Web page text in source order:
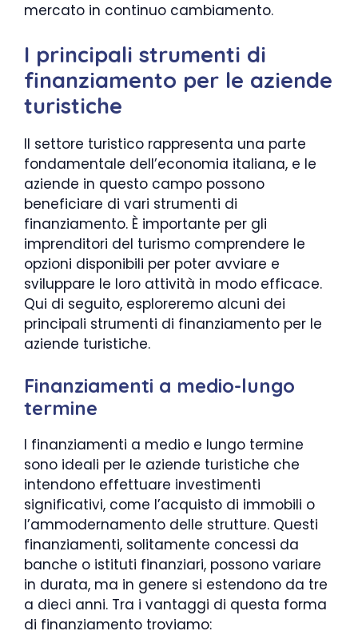
mercato in continuo cambiamento.
I principali strumenti di
finanziamento per le aziende
turistiche
Il settore turistico rappresenta una parte
fondamentale dell’economia italiana, e le
aziende in questo campo possono
beneficiare di vari strumenti di
finanziamento. È importante per gli
imprenditori del turismo comprendere le
opzioni disponibili per poter avviare e
sviluppare le loro attività in modo efficace.
Qui di seguito, esploreremo alcuni dei
principali strumenti di finanziamento per le
aziende turistiche.
Finanziamenti a medio-lungo
termine
I finanziamenti a medio e lungo termine
sono ideali per le aziende turistiche che
intendono effettuare investimenti
significativi, come l’acquisto di immobili o
l’ammodernamento delle strutture. Questi
finanziamenti, solitamente concessi da
banche o istituti finanziari, possono variare
in durata, ma in genere si estendono da tre
a dieci anni. Tra i vantaggi di questa forma
di finanziamento troviamo: